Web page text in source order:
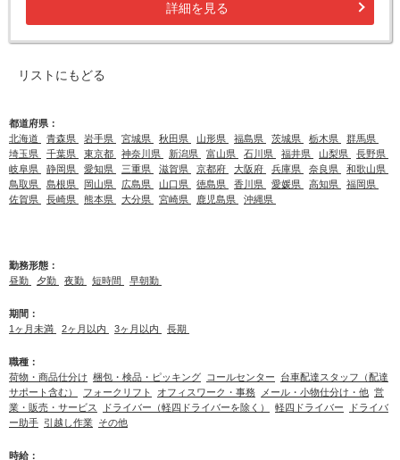
詳細を見る
リストにもどる
都道府県：
北海道
青森県 岩手県 宮城県 秋田県 山形県 福島県 茨城県 栃木県
群馬県
埼玉県
千葉県 東京都 神奈川県 新潟県 富山県 石川県 福井県 山梨県
長野県
岐阜県
静岡県 愛知県 三重県 滋賀県 京都府 大阪府 兵庫県 奈良県
和歌山県
鳥取県
島根県 岡山県 広島県 山口県 徳島県 香川県 愛媛県 高知県
福岡県
佐賀県
長崎県 熊本県 大分県 宮崎県 鹿児島県 沖縄県
勤務形態：
昼勤
夕勤 夜勤 短時間 早朝勤
期間：
1ヶ月未満
2ヶ月以内 3ヶ月以内 長期
職種：
荷物・商品仕分け 梱包・検品・ピッキング コールセンター
台車配達スタッフ（配達
サポート含む）
フォークリフト オフィスワーク・事務 メール・小物仕分け・他 営
業・販売・サービス
ドライバー（軽四ドライバーを除く） 軽四ドライバー
ドライバ
ー助手 引越し作業 その他
時給：